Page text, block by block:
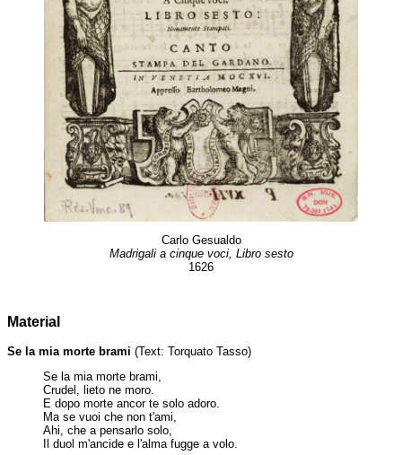
Carlo Gesualdo
Madrigali a cinque voci, Libro sesto
1626
Material
Se la mia morte brami (Text: Torquato Tasso)
Se la mia morte brami,
Crudel, lieto ne moro.
E dopo morte ancor te solo adoro.
Ma se vuoi che non t'ami,
Ahi, che a pensarlo solo,
Il duol m'ancide e l'alma fugge a volo.